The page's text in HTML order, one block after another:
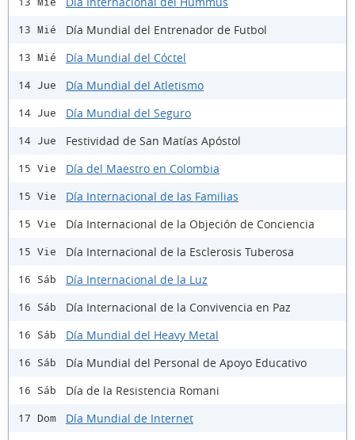
13 Mié Día Mundial del Entrenador de Futbol
13 Mié Día Mundial del Cóctel
14 Jue Día Mundial del Atletismo
14 Jue Día Mundial del Seguro
14 Jue Festividad de San Matías Apóstol
15 Vie Día del Maestro en Colombia
15 Vie Día Internacional de las Familias
15 Vie Día Internacional de la Objeción de Conciencia
15 Vie Día Internacional de la Esclerosis Tuberosa
16 Sáb Día Internacional de la Luz
16 Sáb Día Internacional de la Convivencia en Paz
16 Sáb Día Mundial del Heavy Metal
16 Sáb Día Mundial del Personal de Apoyo Educativo
16 Sáb Día de la Resistencia Romani
17 Dom Día Mundial de Internet